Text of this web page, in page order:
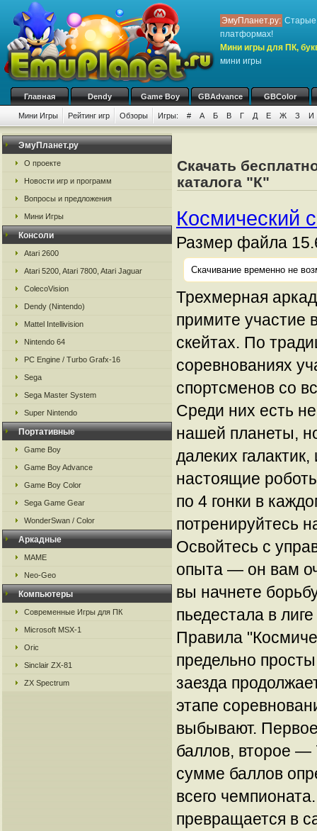
ЭмуПланет.ру: Старые
платформах!
Мини игры для ПК,
мини игры
Главная Dendy Game Boy GBAdvance GBColor
Мини Игры Рейтинг игр Обзоры Игры: # А Б В Г Д Е Ж З И
ЭмуПланет.ру
О проекте
Новости игр и программ
Вопросы и предложения
Мини Игры
Консоли
Atari 2600
Atari 5200, Atari 7800, Atari Jaguar
ColecoVision
Dendy (Nintendo)
Mattel Intellivision
Nintendo 64
PC Engine / Turbo Grafx-16
Sega
Sega Master System
Super Nintendo
Портативные
Game Boy
Game Boy Advance
Game Boy Color
Sega Game Gear
WonderSwan / Color
Аркадные
MAME
Neo-Geo
Компьютеры
Современные Игры для ПК
Microsoft MSX-1
Oric
Sinclair ZX-81
ZX Spectrum
Скачать
каталога "К"
Космический
Размер файла
Скачивание временно не
Трехмерная
примите участие
скейтах. По
соревнованиях
спортсменов со
Среди них есть
нашей планеты,
далеких
настоящие
по 4 гонки в
потренируйтесь
Освойтесь с
опыта — он вам
вы начнете
пьедестала в
Правила
предельно
заезда
этапе
выбывают.
баллов, второе —
сумме баллов
всего
превращается в